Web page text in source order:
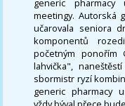
generic
meetingy. Autorská
učarovala seniora
komponentů
početným ponořím
lahvička",
sbormistr ryzí
generic pharmacy